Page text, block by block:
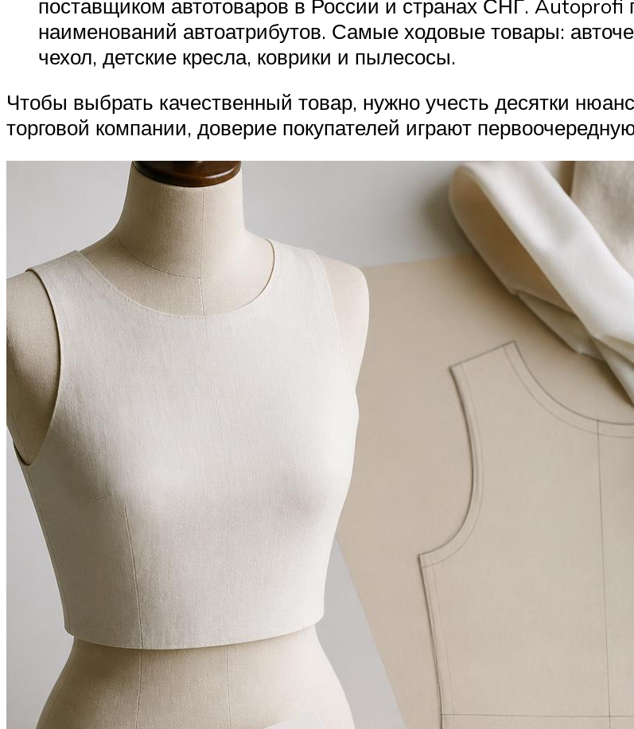
поставщиком автотоваров в России и странах СНГ. Autoprofi
наименований автоатрибутов. Самые ходовые товары:
чехол, детские кресла, коврики и пылесосы.
Чтобы выбрать качественный товар, нужно учесть десятки
торговой компании, доверие покупателей играют